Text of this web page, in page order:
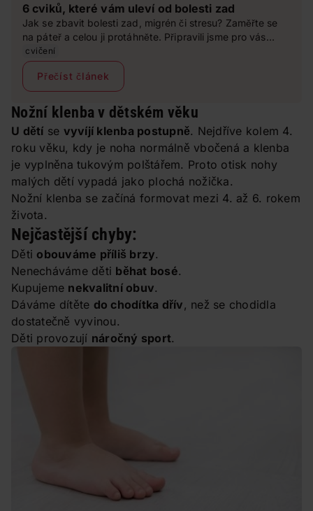
6 cviků, které vám uleví od bolesti zad
Jak se zbavit bolesti zad, migrén či stresu? Zaměřte se
na páteř a celou ji protáhněte. Připravili jsme pro vás
speciální sestavu společně s trenérkou Evou Kovářovou.
cvičení
Přečíst článek
Nožní klenba v dětském věku
U dětí se vyvíjí klenba postupně. Nejdříve kolem 4.
roku věku, kdy je noha normálně vbočená a klenba
je vyplněna tukovým polštářem. Proto otisk nohy
malých dětí vypadá jako plochá nožička.
Nožní klenba se začíná formovat mezi 4. až 6. rokem
života.
Nejčastější chyby:
Děti obouváme příliš brzy.
Nenecháváme děti běhat bosé.
Kupujeme nekvalitní obuv.
Dáváme dítěte do chodítka dřív , než se chodidla
dostatečně vyvinou.
Děti provozují náročný sport.